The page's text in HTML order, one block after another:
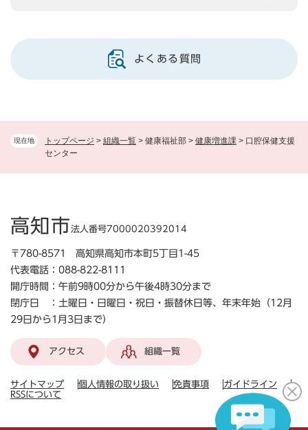
現在地 トップページ > 組織一覧 > 健康福祉部 > 健康増進課 > 口腔保健支援
センター
よくある質問
高知市法人番号7000020392014
〒780-8571 高知県高知市本町5丁目1-45
代表電話：088-822-8111
開庁時間：午前9時00分から午後4時30分まで
閉庁日 ：土曜日・日曜日・祝日・振替休日等、年末年始（12月
29日から1月3日まで）
アクセス 組織一覧
サイトマップ 個人情報の取り扱い 免責事項
ガイドライン
RSSについて